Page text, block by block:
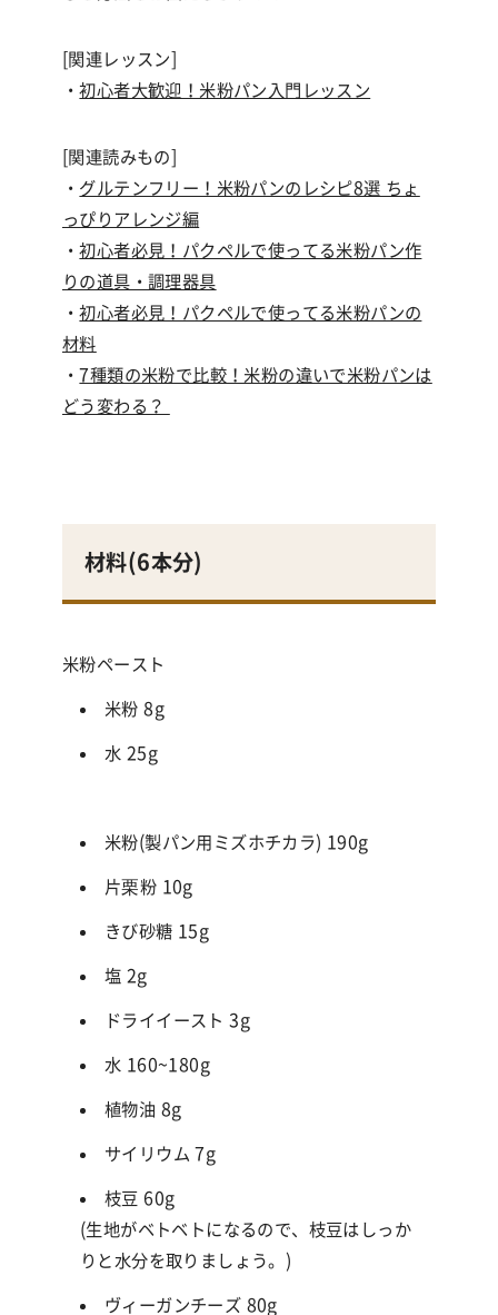
[関連レッスン]
・初心者大歓迎！米粉パン入門レッスン
[関連読みもの]
・ グルテンフリー！米粉パンのレシピ8選 ちょ
っぴりアレンジ編
・初心者必見！パクペルで使ってる米粉パン作
りの道具・調理器具
・初心者必見！パクペルで使ってる米粉パンの
材料
・7種類の米粉で比較！米粉の違いで米粉パンは
どう変わる？
材料(6本分)
米粉ペースト
米粉 8g
水 25g
米粉(製パン用ミズホチカラ) 190g
片栗粉 10g
きび砂糖 15g
塩 2g
ドライイースト 3g
水 160~180g
植物油 8g
サイリウム 7g
枝豆 60g
(生地がベトベトになるので、枝豆はしっか
りと水分を取りましょう。)
ヴィーガンチーズ 80g